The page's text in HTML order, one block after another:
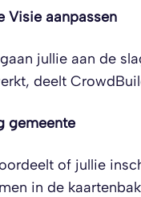
Visie aanpassen
jullie aan de
deelt
gemeente
of jullie
in de